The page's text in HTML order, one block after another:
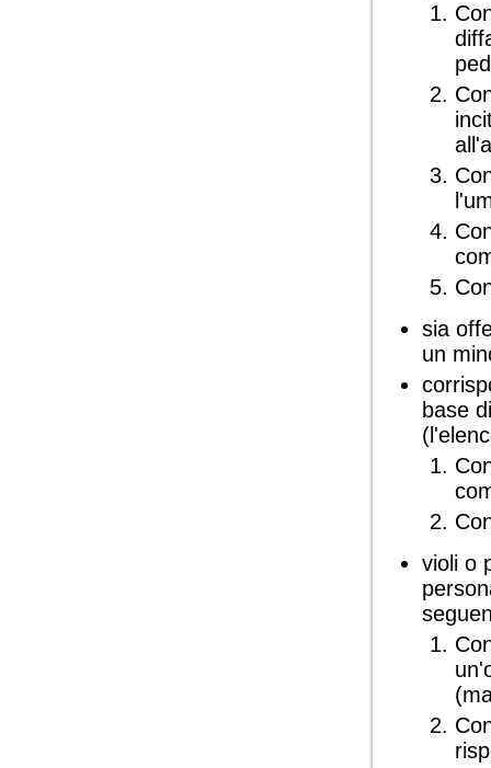
sia
un
base
violi o